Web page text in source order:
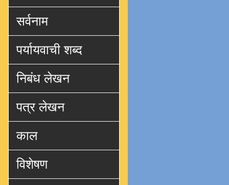
सर्वनाम
पर्यायवाची शब्द
निबंध लेखन
पत्र लेखन
काल
विशेषण